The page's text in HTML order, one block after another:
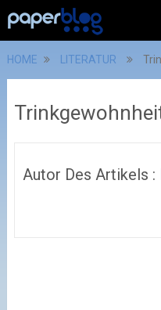
HOME LITERATUR
Autor Des Artikels :